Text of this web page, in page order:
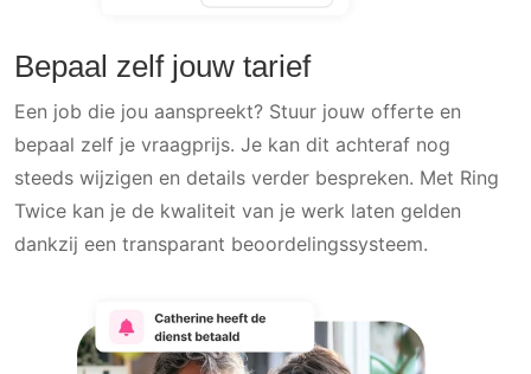
Bepaal zelf jouw tarief
Een job die jou aanspreekt? Stuur jouw offerte en
bepaal zelf je vraagprijs. Je kan dit achteraf nog
steeds wijzigen en details verder bespreken. Met Ring
Twice kan je de kwaliteit van je werk laten gelden
dankzij een transparant beoordelingssysteem.